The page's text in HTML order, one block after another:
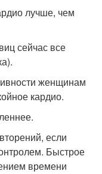
лучше, чем
сейчас все
женщинам
кардио.
если
Быстрое
времени